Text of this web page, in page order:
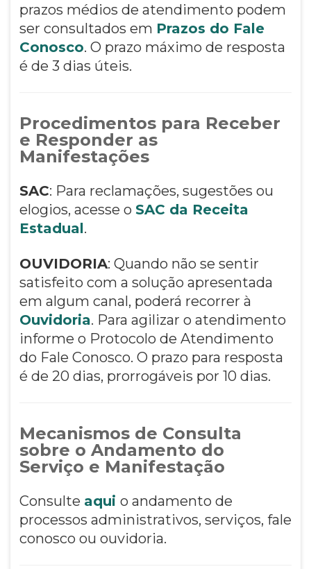
prazos médios de atendimento podem
ser consultados em Prazos do Fale
Conosco. O prazo máximo de resposta
é de 3 dias úteis.
Procedimentos para Receber
e Responder as
Manifestações
SAC: Para reclamações, sugestões ou
elogios, acesse o SAC da Receita
Estadual.
OUVIDORIA: Quando não se sentir
satisfeito com a solução apresentada
em algum canal, poderá recorrer à
Ouvidoria. Para agilizar o atendimento
informe o Protocolo de Atendimento
do Fale Conosco. O prazo para resposta
é de 20 dias, prorrogáveis por 10 dias.
Mecanismos de Consulta
sobre o Andamento do
Serviço e Manifestação
Consulte aqui o andamento de
processos administrativos, serviços, fale
conosco ou ouvidoria.